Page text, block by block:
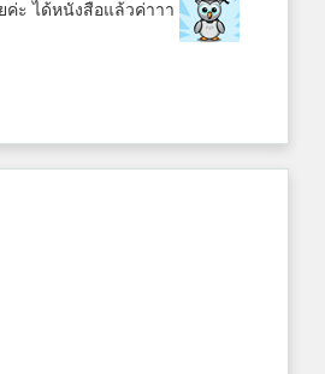
ค่ะ ได้หนังสือแล้วค่าาา